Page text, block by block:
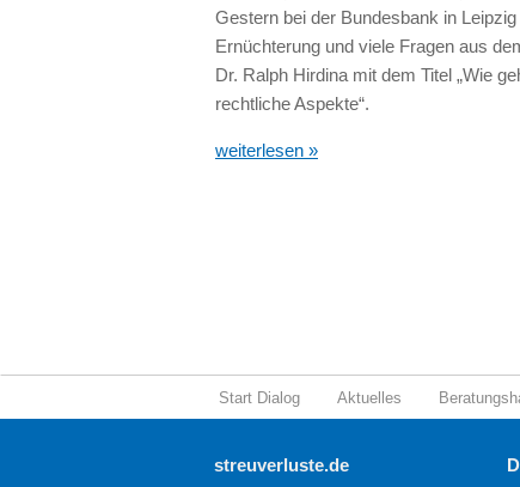
Gestern bei der Bundesbank in
Ernüchterung und viele Fragen aus
Dr. Ralph Hirdina mit dem Titel „Wie
rechtliche Aspekte“.
weiterlesen »
Start Dialog Aktuelles
streuverluste.de